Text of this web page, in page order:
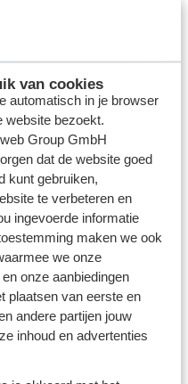
van cookies
automatisch in je browser
bezoekt.
Group GmbH
dat de website goed
kunt gebruiken,
te verbeteren en
ingevoerde informatie
maken we ook
we onze
onze aanbiedingen
plaatsen van eerste en
andere partijen jouw
inhoud en advertenties
idéales au